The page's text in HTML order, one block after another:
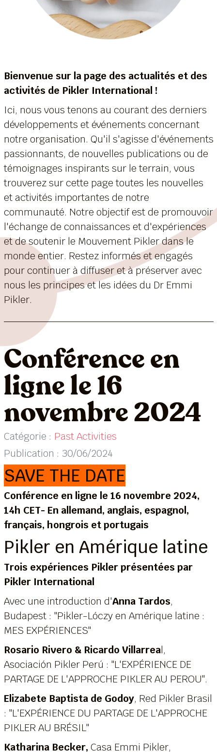
Bienvenue sur la page des actualités et des
activités de Pikler International !
Ici, nous vous tenons au courant des derniers
développements et événements concernant
notre organisation. Qu'il s'agisse d'événements
passionnants, de nouvelles publications ou de
témoignages inspirants sur le terrain, vous
trouverez sur cette page toutes les nouvelles
et activités importantes de notre
communauté. Notre objectif est de promouvoir
l'échange de connaissances et d'expériences
et de soutenir le Mouvement Pikler dans le
monde entier. Restez informés et engagés
pour continuer à diffuser et à préserver avec
nous les principes et les idées du Dr Emmi
Pikler.
Conférence en
ligne le 16
novembre 2024
Catégorie : Past Activities
Publication : 30/06/2024
SAVE THE DATE
Conférence en ligne le 16 novembre 2024,
14h CET- En allemand, anglais, espagnol,
français, hongrois et portugais
Pikler en Amérique latine
Trois expériences Pikler présentées par
Pikler International
Avec une introduction d'Anna Tardos,
Budapest : "Pikler-Lóczy en Amérique latine :
MES EXPÉRIENCES"
Rosario Rivero & Ricardo Villarreal,
Asociación Pikler Perú : "L'EXPÉRIENCE DE
PARTAGE DE L'APPROCHE PIKLER AU PEROU".
Elizabete Baptista de Godoy, Red Pikler Brasil
: "L'EXPÉRIENCE DU PARTAGE DE L'APPROCHE
PIKLER AU BRÉSIL"
Katharina Becker, Casa Emmi Pikler,